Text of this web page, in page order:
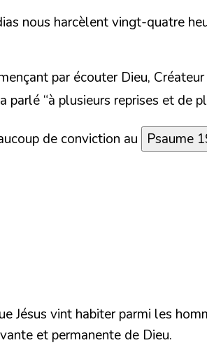
nous harcèlent vingt-quatre
par écouter Dieu,
parlé “à plusieurs reprises et de
de conviction au Psaume
Jésus vint habiter parmi les
et permanente de Dieu.